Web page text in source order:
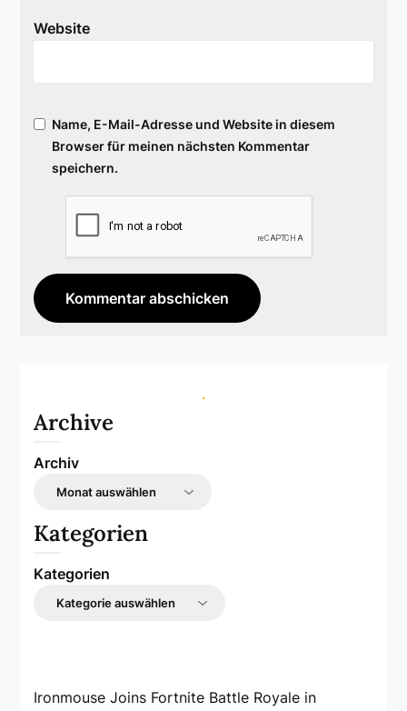
Website
Name, E-Mail-Adresse und Website in diesem
Browser für meinen nächsten Kommentar
speichern.
Archive
Archiv
Kategorien
Kategorien
Ironmouse Joins Fortnite Battle Royale in